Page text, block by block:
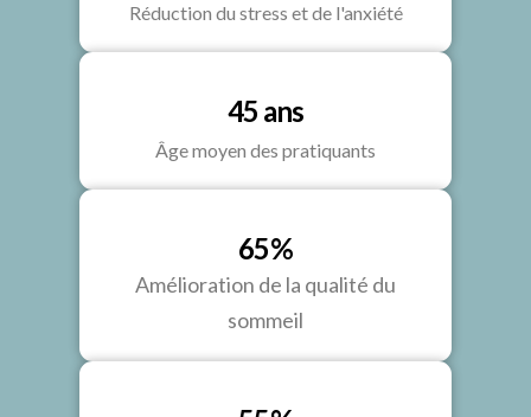
Réduction du stress et de l'anxiété
45 ans
Âge moyen des pratiquants
65%
Amélioration de la qualité du
sommeil